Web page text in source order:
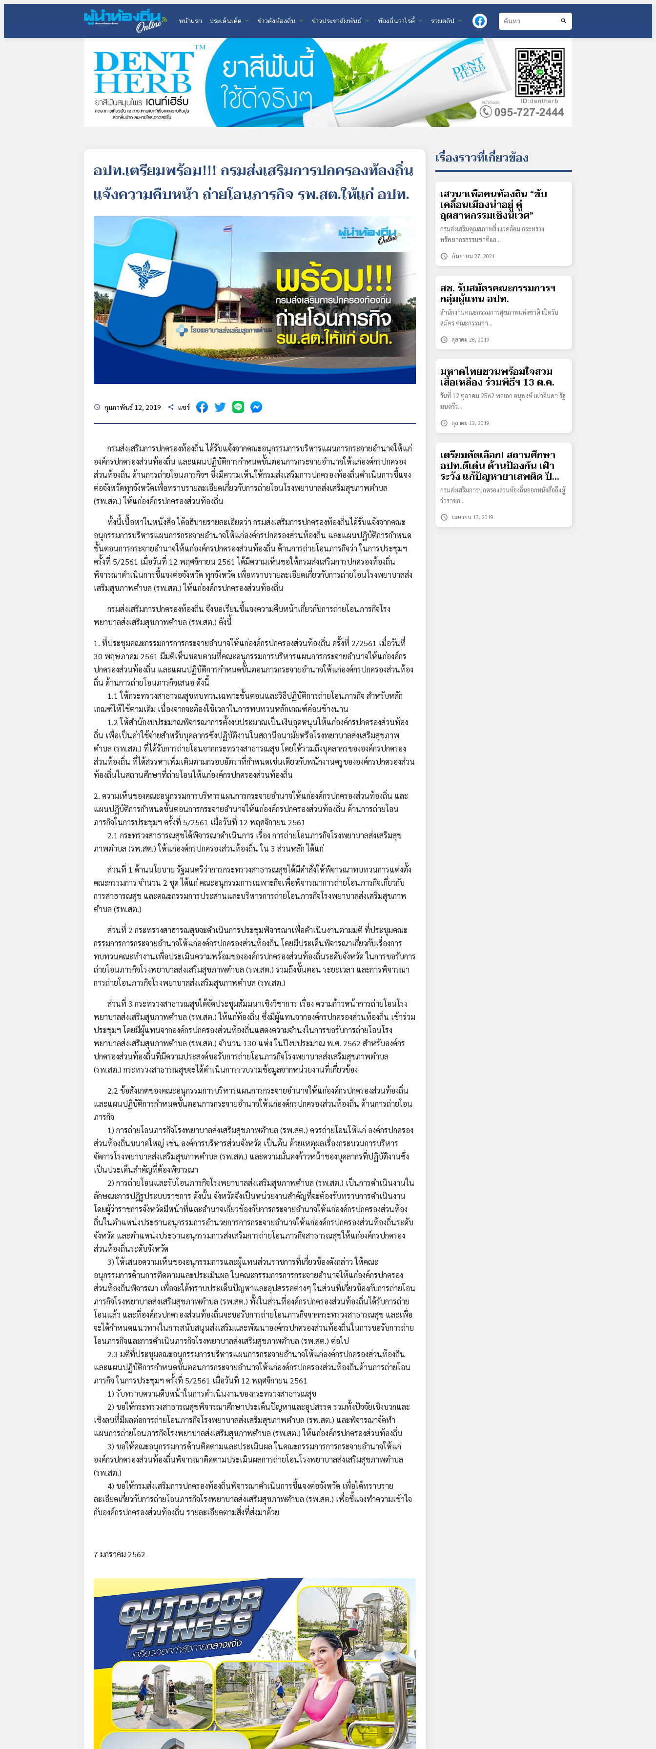
หน้าแรก ประเด็นเด็ด expand_more ข่าวดังท้องถิ่น expand_more ข่าวประชาสัมพันธ์ expand_more ท้องถิ่นวาไรตี้ expand_more รวมคลิป expand_more search
อปท.เตรียมพร้อม!!! กรมส่งเสริมการปกครองท้องถิ่น
แจ้งความคืบหน้า ถ่ายโอนภารกิจ รพ.สต.ให้แก่ อปท.
schedule กุมภาพันธ์ 12, 2019 share แชร์
กรมส่งเสริมการปกครองท้องถิ่น ได้รับแจ้งจากคณะอนุกรรมการบริหารแผนการกระจายอำนาจให้แก่
องค์กรปกครองส่วนท้องถิ่น และแผนปฏิบัติการกำหนดขั้นตอนการกระจายอำนาจให้แก่องค์กรปกครอง
ส่วนท้องถิ่น ด้านการถ่ายโอนภารกิจฯ ซึ่งมีความเห็นให้กรมส่งเสริมการปกครองท้องถิ่นดำเนินการชี้แจง
ต่อจังหวัดทุกจังหวัดเพื่อทราบรายละเอียดเกี่ยวกับการถ่ายโอนโรงพยาบาลส่งเสริมสุขภาพตำบล
(รพ.สต.) ให้แก่องค์กรปกครองส่วนท้องถิ่น
ทั้งนี้เนื้อหาในหนังสือ ได้อธิบายรายละเอียดว่า กรมส่งเสริมการปกครองท้องถิ่นได้รับแจ้งจากคณะ
อนุกรรมการบริหารแผนการกระจายอำนาจให้แก่องค์กรปกครองส่วนท้องถิ่น และแผนปฏิบัติการกำหนด
ขั้นตอนการกระจายอำนาจให้แก่องค์กรปกครองส่วนท้องถิ่น ด้านการถ่ายโอนภารกิจว่า ในการประชุมฯ
ครั้งที่ 5/2561 เมื่อวันที่ 12 พฤศจิกายน 2561 ได้มีความเห็นขอให้กรมส่งเสริมการปกครองท้องถิ่น
พิจารณาดำเนินการชี้แจงต่อจังหวัด ทุกจังหวัด เพื่อทราบรายละเอียดเกี่ยวกับการถ่ายโอนโรงพยาบาลส่ง
เสริมสุขภาพตำบล (รพ.สต.) ให้แก่องค์กรปกครองส่วนท้องถิ่น
กรมส่งเสริมการปกครองท้องถิ่น จึงขอเรียนชี้แจงความคืบหน้าเกี่ยวกับการถ่ายโอนภารกิจโรง
พยาบาลส่งเสริมสุขภาพตำบล (รพ.สต.) ดังนี้
1. ที่ประชุมคณะกรรมการการกระจายอำนาจให้แก่องค์กรปกครองส่วนท้องถิ่น ครั้งที่ 2/2561 เมื่อวันที่
30 พฤษภาคม 2561 มีมติเห็นชอบตามที่คณะอนุกรรมการบริหารแผนการกระจายอำนาจให้แก่องค์กร
ปกครองส่วนท้องถิ่น และแผนปฏิบัติการกำหนดขั้นตอนการกระจายอำนาจให้แก่องค์กรปกครองส่วนท้อง
ถิ่น ด้านการถ่ายโอนภารกิจเสนอ ดังนี้
1.1 ให้กระทรวงสาธารณสุขทบทวนเฉพาะขั้นตอนและวิธีปฏิบัติการถ่ายโอนภารกิจ สำหรับหลัก
เกณฑ์ให้ใช้ตามเดิม เนื่องจากจะต้องใช้เวลาในการทบทวนหลักเกณฑ์ค่อนข้างนาน
1.2 ให้สำนักงบประมาณพิจารณาการตั้งงบประมาณเป็นเงินอุดหนุนให้แก่องค์กรปกครองส่วนท้อง
ถิ่น เพื่อเป็นค่าใช้จ่ายสำหรับบุคลากรซึ่งปฏิบัติงานในสถานีอนามัยหรือโรงพยาบาลส่งเสริมสุขภาพ
ตำบล (รพ.สต.) ที่ได้รับการถ่ายโอนจากกระทรวงสาธารณสุข โดยให้รวมถึงบุคลากรขององค์กรปกครอง
ส่วนท้องถิ่น ที่ได้สรรหาเพิ่มเติมตามกรอบอัตราที่กำหนดเช่นเดียวกับพนักงานครูขององค์กรปกครองส่วน
ท้องถิ่นในสถานศึกษาที่ถ่ายโอนให้แก่องค์กรปกครองส่วนท้องถิ่น
2. ความเห็นของคณะอนุกรรมการบริหารแผนการกระจายอำนาจให้แก่องค์กรปกครองส่วนท้องถิ่น และ
แผนปฏิบัติการกำหนดขั้นตอนการกระจายอำนาจให้แก่องค์กรปกครองส่วนท้องถิ่น ด้านการถ่ายโอน
ภารกิจในการประชุมฯ ครั้งที่ 5/2561 เมื่อวันที่ 12 พฤศจิกายน 2561
2.1 กระทรวงสาธารณสุขได้พิจารณาดำเนินการ เรื่อง การถ่ายโอนภารกิจโรงพยาบาลส่งเสริมสุข
ภาพตำบล (รพ.สต.) ให้แก่องค์กรปกครองส่วนท้องถิ่น ใน 3 ส่วนหลัก ได้แก่
ส่วนที่ 1 ด้านนโยบาย รัฐมนตรีว่าการกระทรวงสาธารณสุขได้มีคำสั่งให้พิจารณาทบทวนการแต่งตั้ง
คณะกรรมการ จำนวน 2 ชุด ได้แก่ คณะอนุกรรมการเฉพาะกิจเพื่อพิจารณาการถ่ายโอนภารกิจเกี่ยวกับ
การสาธารณสุข และคณะกรรมการประสานและบริหารการถ่ายโอนภารกิจโรงพยาบาลส่งเสริมสุขภาพ
ตำบล (รพ.สต.)
ส่วนที่ 2 กระทรวงสาธารณสุขจะดำเนินการประชุมพิจารณาเพื่อดำเนินงานตามมติ ที่ประชุมคณะ
กรรมการการกระจายอำนาจให้แก่องค์กรปกครองส่วนท้องถิ่น โดยมีประเด็นพิจารณาเกี่ยวกับเรื่องการ
ทบทวนคณะทำงานเพื่อประเมินความพร้อมขององค์กรปกครองส่วนท้องถิ่นระดับจังหวัด ในการขอรับการ
ถ่ายโอนภารกิจโรงพยาบาลส่งเสริมสุขภาพตำบล (รพ.สต.) รวมถึงขั้นตอน ระยะเวลา และการพิจารณา
การถ่ายโอนภารกิจโรงพยาบาลส่งเสริมสุขภาพตำบล (รพ.สต.)
ส่วนที่ 3 กระทรวงสาธารณสุขได้จัดประชุมสัมมนาเชิงวิชาการ เรื่อง ความก้าวหน้าการถ่ายโอนโรง
พยาบาลส่งเสริมสุขภาพตำบล (รพ.สต.) ให้แก่ท้องถิ่น ซึ่งมีผู้แทนจากองค์กรปกครองส่วนท้องถิ่น เข้าร่วม
ประชุมฯ โดยมีผู้แทนจากองค์กรปกครองส่วนท้องถิ่นแสดงความจำนงในการขอรับการถ่ายโอนโรง
พยาบาลส่งเสริมสุขภาพตำบล (รพ.สต.) จำนวน 130 แห่ง ในปีงบประมาณ พ.ศ. 2562 สำหรับองค์กร
ปกครองส่วนท้องถิ่นที่มีความประสงค์ขอรับการถ่ายโอนภารกิจโรงพยาบาลส่งเสริมสุขภาพตำบล
(รพ.สต.) กระทรวงสาธารณสุขจะได้ดำเนินการรวบรวมข้อมูลจากหน่วยงานที่เกี่ยวข้อง
2.2 ข้อสังเกตของคณะอนุกรรมการบริหารแผนการกระจายอำนาจให้แก่องค์กรปกครองส่วนท้องถิ่น
และแผนปฏิบัติการกำหนดขั้นตอนการกระจายอำนาจให้แก่องค์กรปกครองส่วนท้องถิ่น ด้านการถ่ายโอน
ภารกิจ
1) การถ่ายโอนภารกิจโรงพยาบาลส่งเสริมสุขภาพตำบล (รพ.สต.) ควรถ่ายโอนให้แก่ องค์กรปกครอง
ส่วนท้องถิ่นขนาดใหญ่ เช่น องค์การบริหารส่วนจังหวัด เป็นต้น ด้วยเหตุผลเรื่องกระบวนการบริหาร
จัดการโรงพยาบาลส่งเสริมสุขภาพตำบล (รพ.สต.) และความมั่นคงก้าวหน้าของบุคลากรที่ปฏิบัติงานซึ่ง
เป็นประเด็นสำคัญที่ต้องพิจารณา
2) การถ่ายโอนและรับโอนภารกิจโรงพยาบาลส่งเสริมสุขภาพตำบล (รพ.สต.) เป็นการดำเนินงานใน
ลักษณะการปฏิรูประบบราชการ ดังนั้น จังหวัดจึงเป็นหน่วยงานสำคัญที่จะต้องรับทราบการดำเนินงาน
โดยผู้ว่าราชการจังหวัดมีหน้าที่และอำนาจเกี่ยวข้องกับการกระจายอำนาจให้แก่องค์กรปกครองส่วนท้อง
ถิ่นในตำแหน่งประธานอนุกรรมการอำนวยการการกระจายอำนาจให้แก่องค์กรปกครองส่วนท้องถิ่นระดับ
จังหวัด และตำแหน่งประธานอนุกรรมการส่งเสริมการถ่ายโอนภารกิจสาธารณสุขให้แก่องค์กรปกครอง
ส่วนท้องถิ่นระดับจังหวัด
3) ให้เสนอความเห็นของอนุกรรมการและผู้แทนส่วนราชการที่เกี่ยวข้องดังกล่าว ให้คณะ
อนุกรรมการด้านการติดตามและประเมินผล ในคณะกรรมการการกระจายอำนาจให้แก่องค์กรปกครอง
ส่วนท้องถิ่นพิจารณา เพื่อจะได้ทราบประเด็นปัญหาและอุปสรรคต่างๆ ในส่วนที่เกี่ยวข้องกับการถ่ายโอน
ภารกิจโรงพยาบาลส่งเสริมสุขภาพตำบล (รพ.สต.) ทั้งในส่วนที่องค์กรปกครองส่วนท้องถิ่นได้รับการถ่าย
โอนแล้ว และที่องค์กรปกครองส่วนท้องถิ่นจะขอรับการถ่ายโอนภารกิจจากกระทรวงสาธารณสุข และเพื่อ
จะได้กำหนดแนวทางในการสนับสนุนส่งเสริมและพัฒนาองค์กรปกครองส่วนท้องถิ่นในการขอรับการถ่าย
โอนภารกิจและการดำเนินภารกิจโรงพยาบาลส่งเสริมสุขภาพตำบล (รพ.สต.) ต่อไป
2.3 มติที่ประชุมคณะอนุกรรมการบริหารแผนการกระจายอำนาจให้แก่องค์กรปกครองส่วนท้องถิ่น
และแผนปฏิบัติการกำหนดขั้นตอนการกระจายอำนาจให้แก่องค์กรปกครองส่วนท้องถิ่นด้านการถ่ายโอน
ภารกิจ ในการประชุมฯ ครั้งที่ 5/2561 เมื่อวันที่ 12 พฤศจิกายน 2561
1) รับทราบความคืบหน้าในการดำเนินงานของกระทรวงสาธารณสุข
2) ขอให้กระทรวงสาธารณสุขพิจารณาศึกษาประเด็นปัญหาและอุปสรรค รวมทั้งปัจจัยเชิงบวกและ
เชิงลบที่มีผลต่อการถ่ายโอนภารกิจโรงพยาบาลส่งเสริมสุขภาพตำบล (รพ.สต.) และพิจารณาจัดทำ
แผนการถ่ายโอนภารกิจโรงพยาบาลส่งเสริมสุขภาพตำบล (รพ.สต.) ให้แก่องค์กรปกครองส่วนท้องถิ่น
3) ขอให้คณะอนุกรรมการด้านติดตามและประเมินผล ในคณะกรรมการการกระจายอำนาจให้แก่
องค์กรปกครองส่วนท้องถิ่นพิจารณาติดตามประเมินผลการถ่ายโอนโรงพยาบาลส่งเสริมสุขภาพตำบล
(รพ.สต.)
4) ขอให้กรมส่งเสริมการปกครองท้องถิ่นพิจารณาดำเนินการชี้แจงต่อจังหวัด เพื่อได้ทราบราย
ละเอียดเกี่ยวกับการถ่ายโอนภารกิจโรงพยาบาลส่งเสริมสุขภาพตำบล (รพ.สต.) เพื่อชี้แจงทำความเข้าใจ
กับองค์กรปกครองส่วนท้องถิ่น รายละเอียดตามสิ่งที่ส่งมาด้วย
7 มกราคม 2562
เรื่องราวที่เกี่ยวข้อง
เสวนาเพื่อคนท้องถิ่น “ขับ
เคลื่อนเมืองน่าอยู่ คู่
อุตสาหกรรมเชิงนิเวศ”
กรมส่งเสริมคุณสภาพสิ่งแวดล้อม กระทรวง
ทรัพยากรธรรมชาติแล…
schedule กันยายน 27, 2021
สช. รับสมัครคณะกรรมการฯ
กลุ่มผู้แทน อปท.
สำนักงานคณะกรรมการสุขภาพแห่งชาติ เปิดรับ
สมัคร คณะกรรมกา…
schedule ตุลาคม 28, 2019
มหาดไทยชวนพร้อมใจสวม
เสื้อเหลือง ร่วมพิธีฯ 13 ต.ค.
วันที่ 12 ตุลาคม 2562 พลเอก อนุพงษ์ เผ่าจินดา รัฐ
มนตรีว…
schedule ตุลาคม 12, 2019
เตรียมคัดเลือก! สถานศึกษา
อปท.ดีเด่น ด้านป้องกัน เฝ้า
ระวัง แก้ปัญหายาเสพติด ปี
2562
กรมส่งเสริมการปกครองส่วนท้องถิ่นออกหนังสือถึงผู้
ว่าราชก…
schedule เมษายน 13, 2019